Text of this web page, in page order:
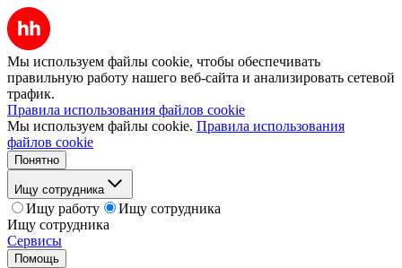
Мы используем файлы cookie, чтобы обеспечивать
правильную работу нашего веб-сайта и анализировать сетевой
трафик.
Правила использования файлов cookie
Мы используем файлы cookie. Правила использования
файлов cookie
Понятно
Ищу сотрудника
Ищу работу
Ищу сотрудника
Ищу сотрудника
Сервисы
Помощь